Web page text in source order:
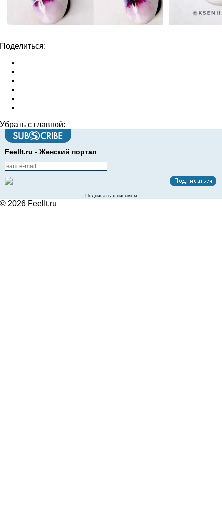
Поделиться:
Убрать с главной:
FeelIt.ru - Женский портал
Подписаться письмом
© 2026 FeelIt.ru